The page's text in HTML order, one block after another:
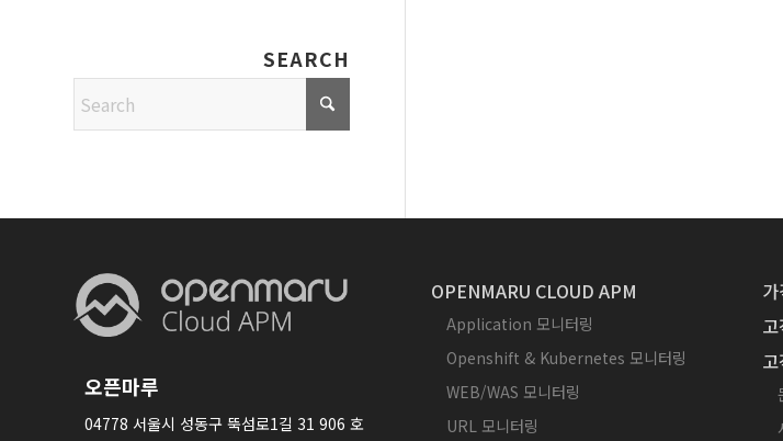
SEARCH
오픈마루
04778 서울시 성동구 뚝섬로1길 31 906 호
OPENMARU CLOUD APM
Application 모니터링
Openshift & Kubernetes 모니터링
WEB/WAS 모니터링
URL 모니터링